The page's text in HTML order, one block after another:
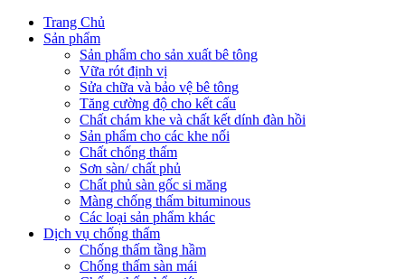
Trang Chủ
Sản phẩm
Sản phẩm cho sản xuất bê tông
Vữa rót định vị
Sửa chữa và bảo vệ bê tông
Tăng cường độ cho kết cấu
Chất chám khe và chất kết dính đàn hồi
Sản phẩm cho các khe nối
Chất chống thấm
Sơn sàn/ chất phủ
Chất phủ sàn gốc si măng
Màng chống thấm bituminous
Các loại sản phẩm khác
Dịch vụ chống thấm
Chống thấm tầng hầm
Chống thấm sàn mái